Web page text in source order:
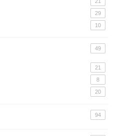
29
10
49
21
8
20
94